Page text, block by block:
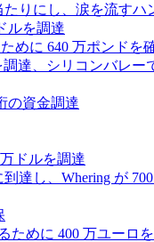
りにし、涙を流すハ
ルを調達
めに 640 万ポンドを
達、シリコンバレ
の資金調達
ドルを調達
達し、Whering が
ために 400 万ユーロ